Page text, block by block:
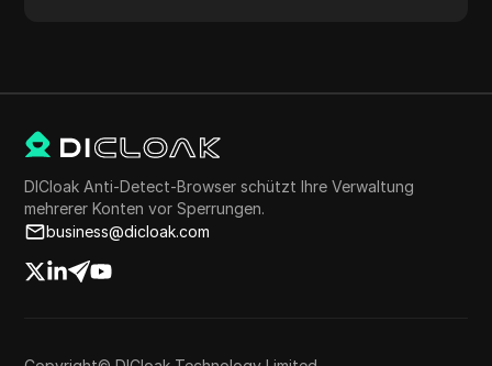
DICloak Anti-Detect-Browser schützt Ihre Verwaltung
mehrerer Konten vor Sperrungen.
business@dicloak.com